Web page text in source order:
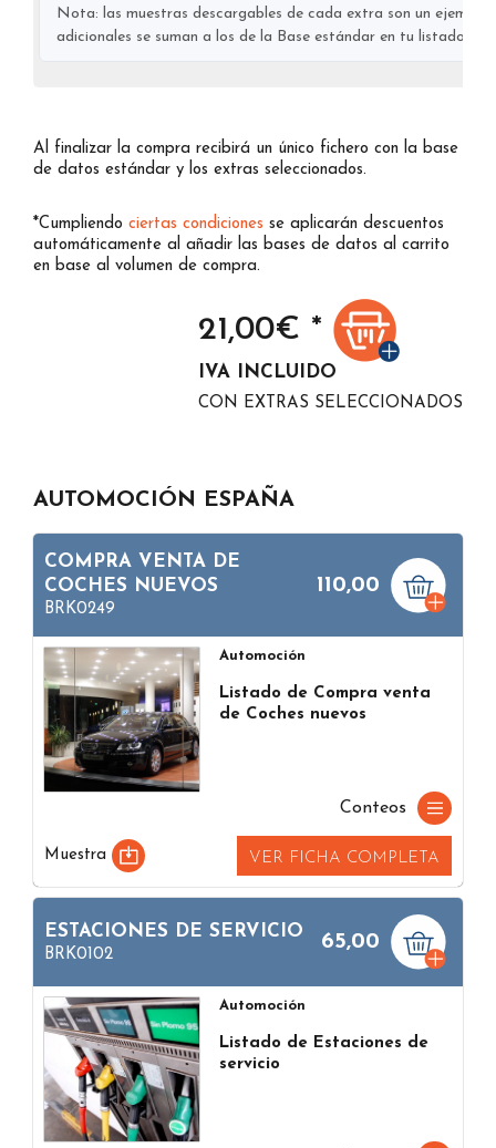
Nota: las muestras descargables de cada extra son un
adicionales se suman a los de la Base estándar en tu listado
Al finalizar la compra recibirá un único fichero con la base
de datos estándar y los extras seleccionados.
*Cumpliendo ciertas condiciones se aplicarán descuentos
automáticamente al añadir las bases de datos al carrito
en base al volumen de compra.
21,00€ *
IVA INCLUIDO
CON EXTRAS SELECCIONADOS
AUTOMOCIÓN ESPAÑA
COMPRA VENTA DE
COCHES NUEVOS
BRK0249
110,00
Automoción
Listado de Compra venta
de Coches nuevos
Conteos
Muestra VER FICHA COMPLETA
ESTACIONES DE SERVICIO
BRK0102
65,00
Automoción
Listado de Estaciones de
servicio